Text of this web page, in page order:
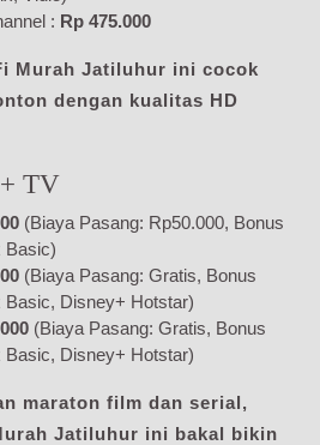
: Rp 475.000
Murah Jatiluhur ini cocok
dengan kualitas HD
TV
(Biaya Pasang: Rp50.000, Bonus
Basic)
(Biaya Pasang: Gratis, Bonus
Basic, Disney+ Hotstar)
(Biaya Pasang: Gratis, Bonus
Basic, Disney+ Hotstar)
maraton film dan serial,
Jatiluhur ini bakal bikin